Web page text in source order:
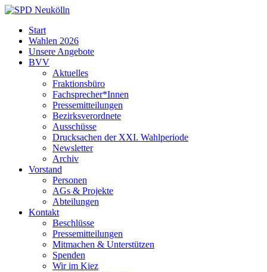
Skip
content
Neukölln
Start
Wahlen 2026
Unsere Angebote
BVV
Aktuelles
Fraktionsbüro
Fachsprecher*Innen
Pressemitteilungen
Bezirksverordnete
Ausschüsse
Drucksachen der XXI. Wahlperiode
Newsletter
Archiv
Vorstand
Personen
AGs & Projekte
Abteilungen
Kontakt
Beschlüsse
Pressemitteilungen
Mitmachen & Unterstützen
Spenden
Wir im Kiez